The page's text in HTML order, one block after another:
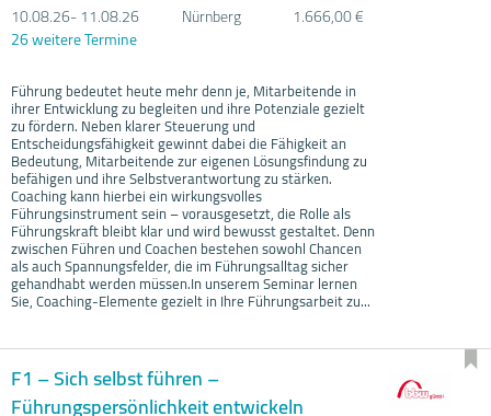
10.08.26- 11.08.26 Nürnberg
1.666,00 €
26 weitere Termine
Führung bedeutet heute mehr denn je, Mitarbeitende in
ihrer Entwicklung zu begleiten und ihre Potenziale gezielt
zu fördern. Neben klarer Steuerung und
Entscheidungsfähigkeit gewinnt dabei die Fähigkeit an
Bedeutung, Mitarbeitende zur eigenen Lösungsfindung zu
befähigen und ihre Selbstverantwortung zu stärken.
Coaching kann hierbei ein wirkungsvolles
Führungsinstrument sein – vorausgesetzt, die Rolle als
Führungskraft bleibt klar und wird bewusst gestaltet. Denn
zwischen Führen und Coachen bestehen sowohl Chancen
als auch Spannungsfelder, die im Führungsalltag sicher
gehandhabt werden müssen.In unserem Seminar lernen
Sie, Coaching-Elemente gezielt in Ihre Führungsarbeit zu...
F1 – Sich selbst führen –
Führungspersönlichkeit entwickeln